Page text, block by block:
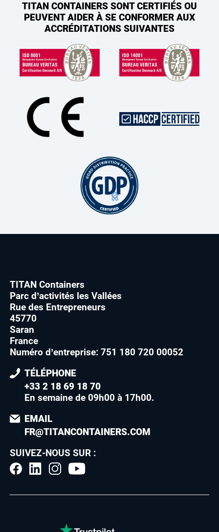
TITAN CONTAINERS SONT CERTIFIÉS OU
PEUVENT AIDER À SE CONFORMER AUX
ACCRÉDITATIONS SUIVANTES
TITAN Containers
Parc d’activités les Vallées
Rue des Entrepreneurs
45770
Saran
France
Numéro d’entreprise: 751 180 720 00052
TÉLÉPHONE
+33 2 18 69 18 70
En semaine de 09h00 à 17h00.
EMAIL
FR@TITANCONTAINERS.COM
SUIVEZ-NOUS SUR :